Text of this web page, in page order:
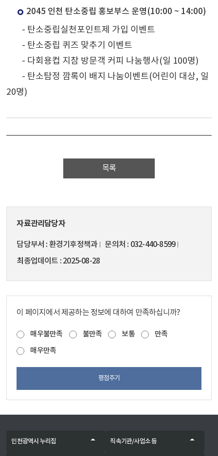
2045 인천 탄소중립 홍보부스 운영(10:00 ~ 14:00)
- 탄소중립실천포인트제 가입 이벤트
- 탄소중립 퀴즈 맞추기 이벤트
- 다회용컵 지참 방문객 커피 나눔행사(일 100명)
- 탄소탐정 깜록이 배지 나눔이벤트(어린이 대상, 일
20명)
목록
자료관리담당자
담당부서 환경기후정책과 문의처
032-440-8599
최종업데이트
2025-08-28
이 페이지에서 제공하는 정보에 대하여 만족하십니까?
매우불만족 불만족 보통
만족
매우만족
평점주기
인천광역시 누리집 직속기관/사업소 등